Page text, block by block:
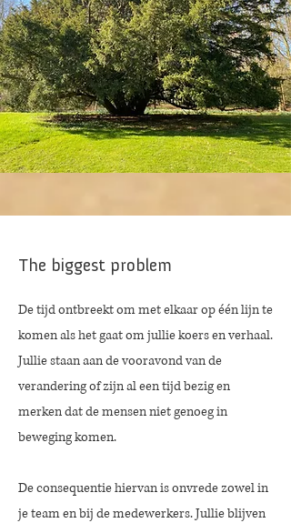
The biggest problem
De tijd ontbreekt om met elkaar op één lijn te
komen als het gaat om jullie koers en verhaal.
Jullie staan aan de vooravond van de
verandering of zijn al een tijd bezig en
merken dat de mensen niet genoeg in
beweging komen.
De consequentie hiervan is onvrede zowel in
je team en bij de medewerkers. Jullie blijven